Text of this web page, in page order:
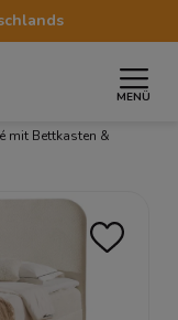
MENÜ
»
mit Bettkasten &